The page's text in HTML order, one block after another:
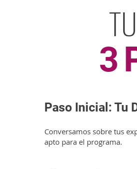
3
Paso Inicial: Tu
Conversamos sobre tus
apto para el programa.